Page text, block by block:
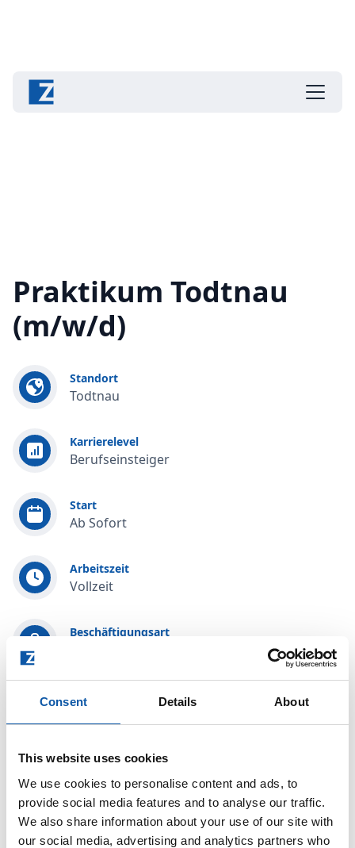
Consent Details About
This website uses cookies
We use cookies to personalise content and ads, to
provide social media features and to analyse our traffic.
We also share information about your use of our site with
our social media, advertising and analytics partners who
Praktikum Todtnau
(m/w/d)
Standort
Todtnau
Karrierelevel
Berufseinsteiger
Start
Ab Sofort
Arbeitszeit
Vollzeit
Beschäftigungsart
Alle Jobs
Du möchtest gerne ein Praktikum bei uns absolvieren?
Wir freuen uns auf Deine aussagekräftigen
Bewerbungsunterlagen!
Bewirb Dich bei uns weil: